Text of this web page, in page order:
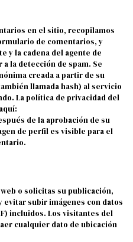
en el sitio, recopilamos
de comentarios, y
y la cadena del agente de
la detección de spam. Se
creada a partir de su
llamada hash) al servicio
La política de privacidad del
de la aprobación de su
de perfil es visible para el
o solicitas su publicación,
evitar subir imágenes con datos
incluidos. Los visitantes del
cualquier dato de ubicación